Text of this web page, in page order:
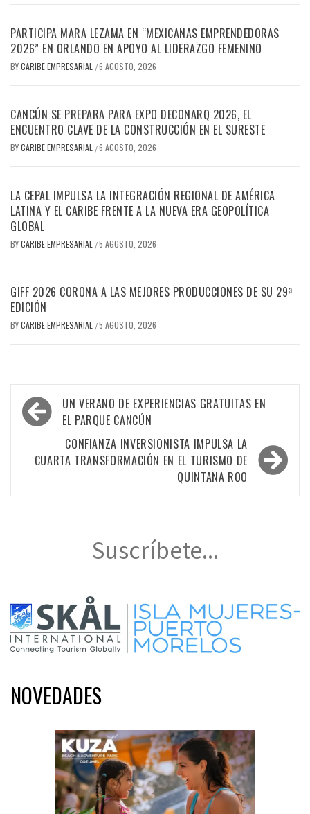
PARTICIPA MARA LEZAMA EN “MEXICANAS EMPRENDEDORAS
2026” EN ORLANDO EN APOYO AL LIDERAZGO FEMENINO
BYCARIBE EMPRESARIAL /6 AGOSTO, 2026
CANCÚN SE PREPARA PARA EXPO DECONARQ 2026, EL
ENCUENTRO CLAVE DE LA CONSTRUCCIÓN EN EL SURESTE
BYCARIBE EMPRESARIAL /6 AGOSTO, 2026
LA CEPAL IMPULSA LA INTEGRACIÓN REGIONAL DE AMÉRICA
LATINA Y EL CARIBE FRENTE A LA NUEVA ERA GEOPOLÍTICA
GLOBAL
BYCARIBE EMPRESARIAL /5 AGOSTO, 2026
GIFF 2026 CORONA A LAS MEJORES PRODUCCIONES DE SU 29ª
EDICIÓN
BYCARIBE EMPRESARIAL /5 AGOSTO, 2026
Navegación
de
entradas
UN VERANO DE EXPERIENCIAS GRATUITAS EN
EL PARQUE CANCÚN
CONFIANZA INVERSIONISTA IMPULSA LA
CUARTA TRANSFORMACIÓN EN EL TURISMO DE
QUINTANA ROO
Suscríbete...
NOVEDADES